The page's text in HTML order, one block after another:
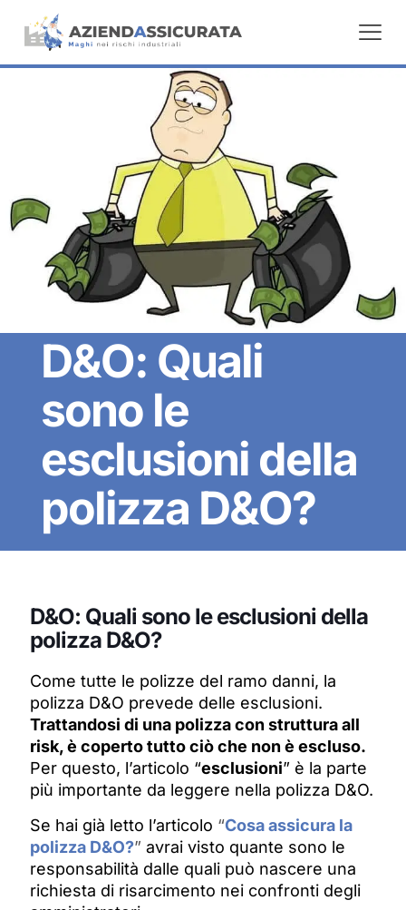
D&O: Quali
sono le
esclusioni della
polizza D&O?
D&O: Quali sono le esclusioni della
polizza D&O?
Come tutte le polizze del ramo danni, la
polizza D&O prevede delle esclusioni.
Trattandosi di una polizza con struttura all
risk, è coperto tutto ciò che non è escluso.
Per questo, l’articolo “esclusioni” è la parte
più importante da leggere nella polizza D&O.
Se hai già letto l’articolo “Cosa assicura la
polizza D&O?” avrai visto quante sono le
responsabilità dalle quali può nascere una
richiesta di risarcimento nei confronti degli